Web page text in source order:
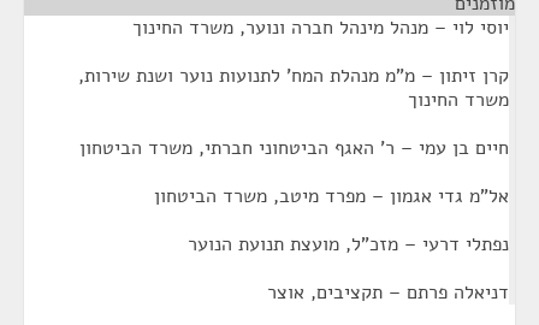
יוסי לוי – מנהל מינהל חברה ונוער, משרד החינוך
קרן זיתון – מ"מ מנהלת המח' לתנועות נוער ושנת שירות,
משרד החינוך
חיים בן עמי – ר' האגף הביטחוני חברתי, משרד הביטחון
אל"מ גדי אגמון – מפרד מיטב, משרד הביטחון
נפתלי דרעי – מזכ"ל, מועצת תנועת הנוער
דניאלה פרתם – תקציבים, אוצר